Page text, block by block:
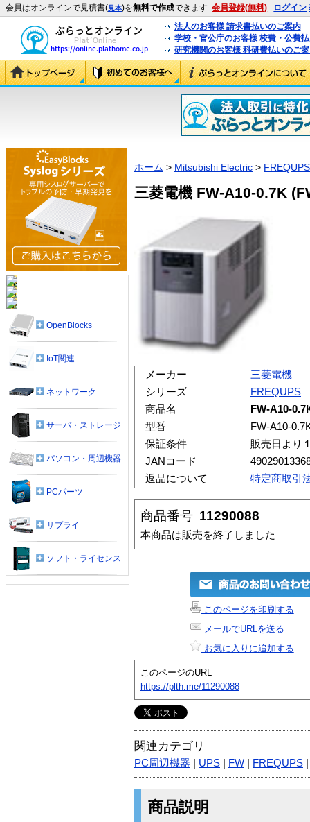
会員はオンラインで見積書(見本)を無料で作成できます 会員登録(無料) ログイン
法人のお客様 請求書払いのご案内
学校・官公庁のお客様 校費・公費
研究機関のお客様 科研費払いのご
ホーム > Mitsubishi Electric > FREQUPS
三菱電機 FW-A10-0.7K
メーカー
三菱電機
シリーズ
FREQUPS
商品名
FW-A10-
型番
FW-A10-
保証条件
販売日より
JANコード
返品について
特定商取引
商品番号 11290088
本商品は販売を終了しました
このページを印刷する
メールでURLを送る
お気に入りに追加する
このページのURL
https://plth.me/11290088
関連カテゴリ
PC周辺機器 UPS FW FREQUPS
商品説明
OpenBlocks
IoT関連
ネットワーク
サーバ・ストレージ
パソコン・周辺機器
PCパーツ
サプライ
ソフト・ライセンス